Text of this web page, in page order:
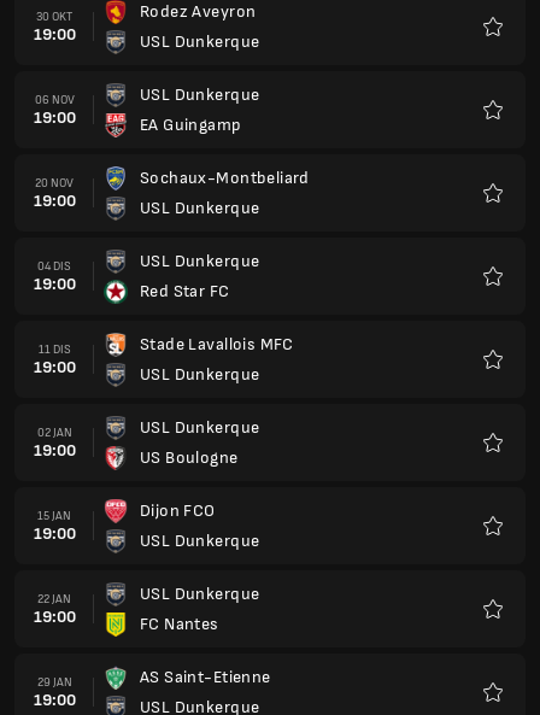
30 OKT
19:00
Rodez Aveyron
USL Dunkerque
06 NOV
19:00
USL Dunkerque
EA Guingamp
20 NOV
19:00
Sochaux-Montbeliard
USL Dunkerque
04 DIS
19:00
USL Dunkerque
Red Star FC
11 DIS
19:00
Stade Lavallois MFC
USL Dunkerque
02 JAN
19:00
USL Dunkerque
US Boulogne
15 JAN
19:00
Dijon FCO
USL Dunkerque
22 JAN
19:00
USL Dunkerque
FC Nantes
29 JAN
19:00
AS Saint-Etienne
USL Dunkerque